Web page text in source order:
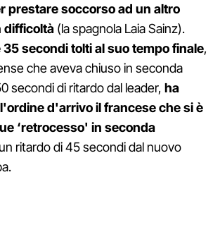
prestare soccorso ad un altro
difficoltà (la spagnola Laia Sainz).
35 secondi tolti al suo tempo finale,
che aveva chiuso in seconda
secondi di ritardo dal leader, ha
d'arrivo il francese che si è
‘retrocesso' in seconda
ritardo di 45 secondi dal nuovo